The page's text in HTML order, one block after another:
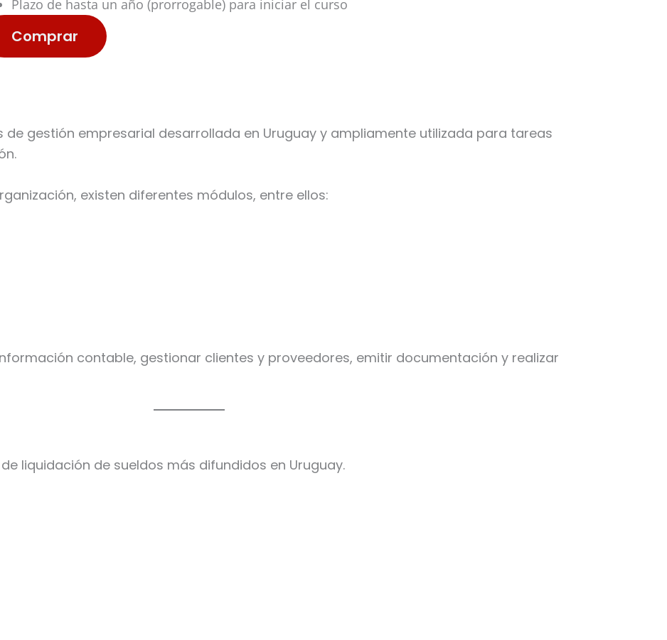
Plazo de hasta un año (prorrogable) para iniciar el curso
Comprar
gestión empresarial desarrollada en Uruguay y ampliamente utilizada para tareas
existen diferentes módulos, entre ellos:
contable, gestionar clientes y proveedores, emitir documentación y realizar
liquidación de sueldos más difundidos en Uruguay.